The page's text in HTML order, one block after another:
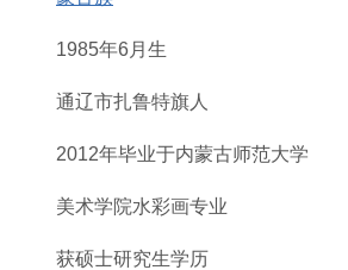
1985年6月生
通辽市扎鲁特旗人
2012年毕业于内蒙古师范大学
美术学院水彩画专业
获硕士研究生学历